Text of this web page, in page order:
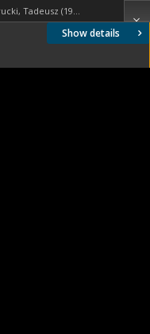
Show details
Barucki, Tadeusz (1922- ). Fotograf